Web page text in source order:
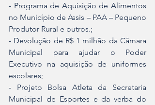
- Programa de Aquisição de Alimentos
no Município de Assis – PAA – Pequeno
Produtor Rural e outros.;
- Devolução de R$ 1 milhão da Câmara
Municipal para ajudar o Poder
Executivo na aquisição de uniformes
escolares;
- Projeto Bolsa Atleta da Secretaria
Municipal de Esportes e da verba do